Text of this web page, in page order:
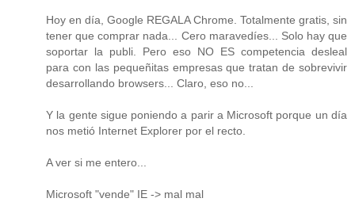
Hoy en día, Google REGALA Chrome. Totalmente gratis, sin
tener que comprar nada... Cero maravedíes... Solo hay que
soportar la publi. Pero eso NO ES competencia desleal
para con las pequeñitas empresas que tratan de sobrevivir
desarrollando browsers... Claro, eso no...
Y la gente sigue poniendo a parir a Microsoft porque un día
nos metió Internet Explorer por el recto.
A ver si me entero...
Microsoft "vende" IE -> mal mal